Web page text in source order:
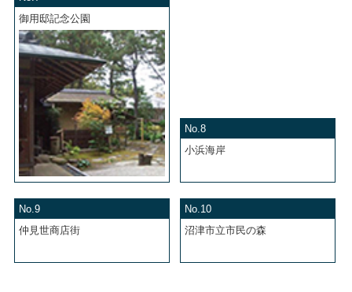
御用邸記念公園
No.8
小浜海岸
No.9
仲見世商店街
No.10
沼津市立市民の森